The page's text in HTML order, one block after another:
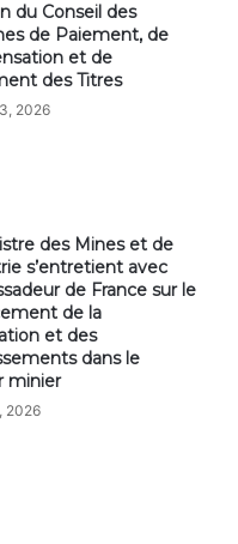
du Conseil des
de Paiement, de
et de
des Titres
2026
des Mines et de
s’entretient avec
de France sur le
de la
et des
dans le
minier
2026